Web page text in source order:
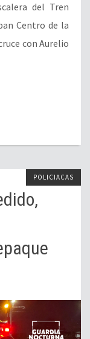
del Tren
Centro de la
con Aurelio
POLICIACAS